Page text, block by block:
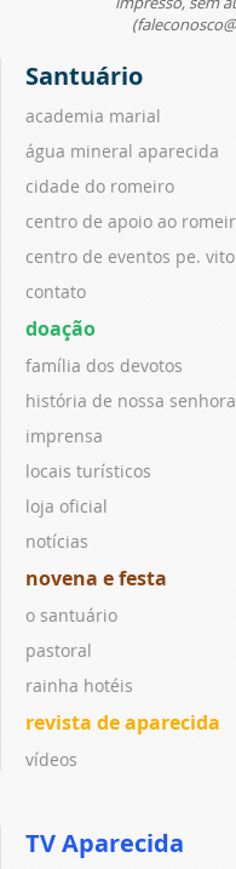
Santuário
academia marial
água mineral aparecida
cidade do romeiro
centro de apoio ao
centro de eventos pe.
contato
doação
família dos devotos
história de nossa senhora
imprensa
locais turísticos
loja oficial
notícias
novena e festa
o santuário
pastoral
rainha hotéis
revista de aparecida
vídeos
TV Aparecida